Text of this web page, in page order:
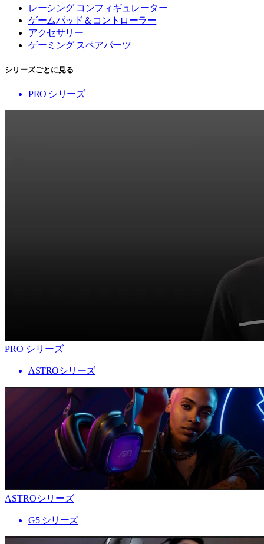
レーシング コンフィギュレーター
ゲームパッド＆コントローラー
アクセサリー
ゲーミング スペアパーツ
シリーズごとに見る
PRO シリーズ
PRO シリーズ
ASTROシリーズ
ASTROシリーズ
G5 シリーズ